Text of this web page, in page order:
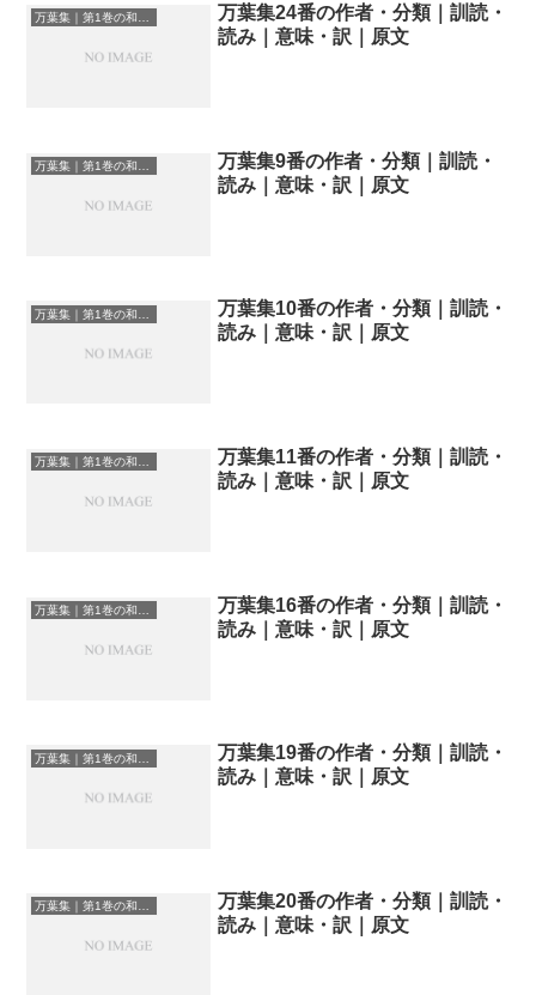
万葉集｜第1巻の和歌一覧
万葉集24番の作者・分類｜訓読・
読み｜意味・訳｜原文
万葉集9番の作者・分類｜訓読・
読み｜意味・訳｜原文
万葉集10番の作者・分類｜訓読・
読み｜意味・訳｜原文
万葉集｜第1巻の和歌一覧
万葉集11番の作者・分類｜訓読・
読み｜意味・訳｜原文
万葉集16番の作者・分類｜訓読・
読み｜意味・訳｜原文
万葉集19番の作者・分類｜訓読・
読み｜意味・訳｜原文
万葉集｜第1巻の和歌一覧
万葉集20番の作者・分類｜訓読・
読み｜意味・訳｜原文